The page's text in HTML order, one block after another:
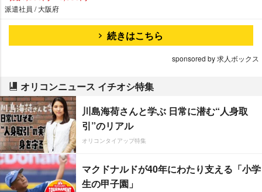
派遣社員 / 大阪府
続きはこちら
sponsored by 求人ボックス
オリコンニュース イチオシ特集
川島海荷さんと学ぶ 日常に潜む“人身取
引”のリアル
オリコンタイアップ特集
マクドナルドが40年にわたり支える「小学
生の甲子園」